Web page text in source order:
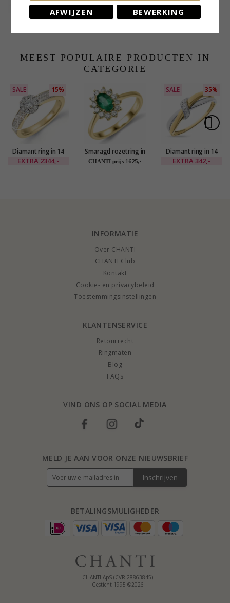
Rond morganiet
diamant
BNH venetiaanse
MEEST POPULAIRE PRODUCTEN IN
CATEGORIE
SALE 15%
Diamant ring in 14
karaat goud-en
EXTRA 2344,-
Smaragd rozetring in
14 karaat goud 0,26
CHANTI prijs 1625,-
SALE 35%
Diamant ring in 14
karaat goud-en
EXTRA342,-
INFORMATIE
Over CHANTI
CHANTI Club
Kontakt
Cookie- en privacybeleid
Toestemmingsinstellingen
KLANTENSERVICE
Retourrecht
Ringmaten
Blog
FAQs
VIND ONS OP SOCIAL MEDIA
CHANTI ApS (CVR 28863845)
Gesticht 1995 ©2026
BETALINGSMULIGHEDER
MELD JE AAN VOOR ONZE NIEUWSBRIEF
Inschrijven
AFWIJZEN BEWERKING